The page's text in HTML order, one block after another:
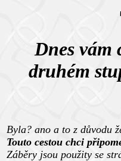
Dnes vám
druhém
Byla? ano a to z důvodu
Touto cestou chci
Záběry jsou použity se